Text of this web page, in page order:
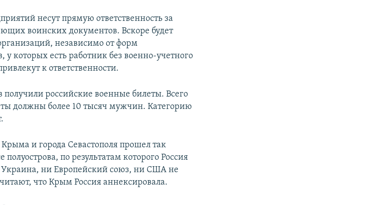
несут прямую ответственность за
воинских документов. Вскоре будет
независимо от форм
у которых есть работник без военно-учетного
к ответственности.
получили российские военные билеты. Всего
должны более 10 тысяч мужчин. Категорию
и города Севастополя прошел так
по результатам которого Россия
ни Европейский союз, ни США не
что Крым Россия аннексировала.